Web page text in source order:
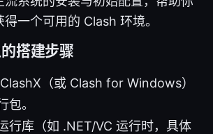
一个可用的 Clash 环境。
搭建步骤
（或 Clash for Windows）
包。
行库（如 .NET/VC 运行时，具体